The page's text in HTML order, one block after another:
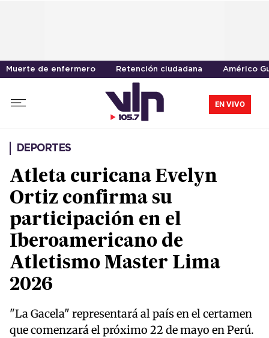
Muerte de enfermero Retención ciudadana Américo
EN VIVO
DEPORTES
Atleta curicana Evelyn
Ortiz confirma su
participación en el
Iberoamericano de
Atletismo Master Lima
2026
"La Gacela" representará al país en el certamen
que comenzará el próximo 22 de mayo en Perú.